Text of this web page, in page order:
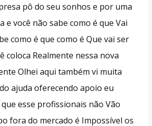
pô do seu sonhos e por uma
e você não sabe como é que Vai
como é que como é Que vai ser
coloca Realmente nessa nova
Olhei aqui também vi muita
ajuda oferecendo apoio eu
esse profissionais não Vão
fora do mercado é Impossível os